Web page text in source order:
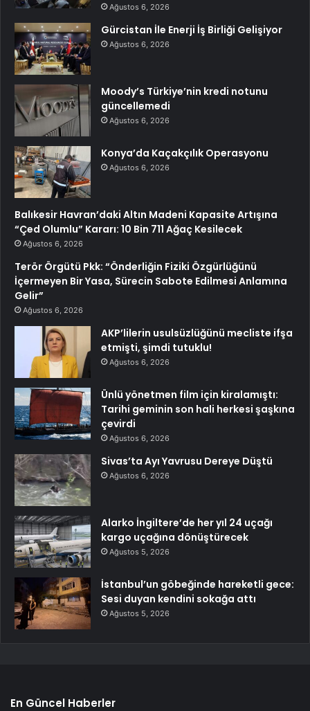
Ağustos 6, 2026
Gürcistan İle Enerji İş Birliği Gelişiyor
Ağustos 6, 2026
Moody’s Türkiye’nin kredi notunu
güncellemedi
Ağustos 6, 2026
Konya’da Kaçakçılık Operasyonu
Ağustos 6, 2026
Balıkesir Havran’daki Altın Madeni Kapasite Artışına
“Çed Olumlu” Kararı: 10 Bin 711 Ağaç Kesilecek
Ağustos 6, 2026
Terör Örgütü Pkk: “Önderliğin Fiziki Özgürlüğünü
İçermeyen Bir Yasa, Sürecin Sabote Edilmesi Anlamına
Gelir”
Ağustos 6, 2026
AKP’lilerin usulsüzlüğünü mecliste ifşa
etmişti, şimdi tutuklu!
Ağustos 6, 2026
Ünlü yönetmen film için kiralamıştı:
Tarihi geminin son hali herkesi şaşkına
çevirdi
Ağustos 6, 2026
Sivas’ta Ayı Yavrusu Dereye Düştü
Ağustos 6, 2026
Alarko İngiltere’de her yıl 24 uçağı
kargo uçağına dönüştürecek
Ağustos 5, 2026
İstanbul’un göbeğinde hareketli gece:
Sesi duyan kendini sokağa attı
Ağustos 5, 2026
En Güncel Haberler